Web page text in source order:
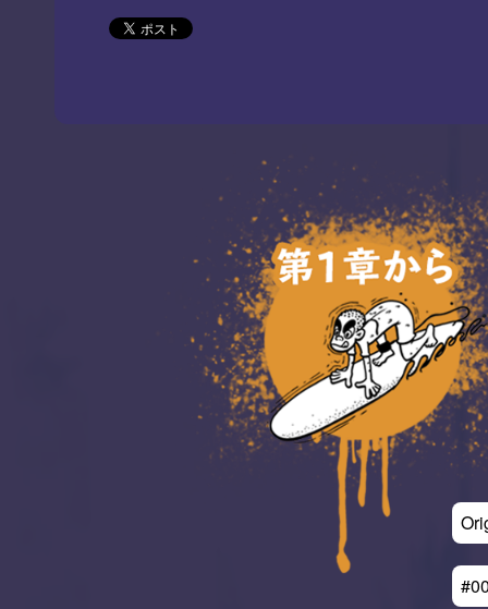
はじめから